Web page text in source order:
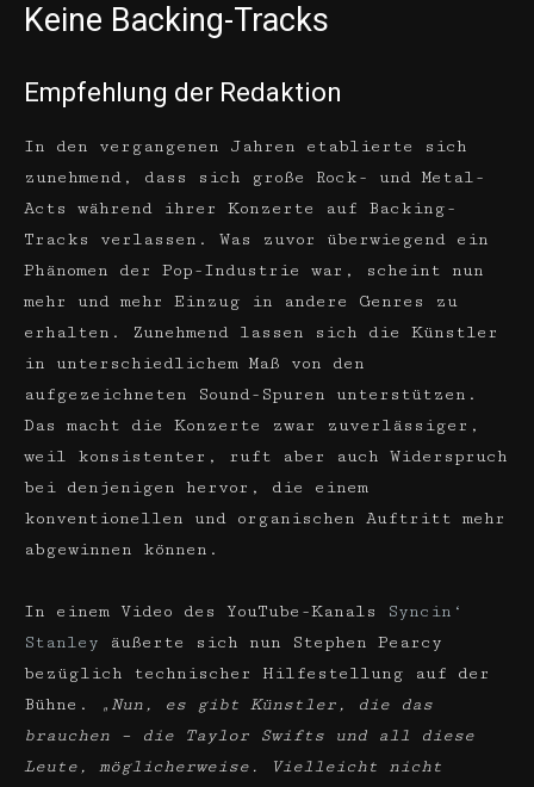
Keine Backing-Tracks
Empfehlung der Redaktion
In den vergangenen Jahren etablierte sich
zunehmend, dass sich große Rock- und Metal-
Acts während ihrer Konzerte auf Backing-
Tracks verlassen. Was zuvor überwiegend ein
Phänomen der Pop-Industrie war, scheint nun
mehr und mehr Einzug in andere Genres zu
erhalten. Zunehmend lassen sich die Künstler
in unterschiedlichem Maß von den
aufgezeichneten Sound-Spuren unterstützen.
Das macht die Konzerte zwar zuverlässiger,
weil konsistenter, ruft aber auch Widerspruch
bei denjenigen hervor, die einem
konventionellen und organischen Auftritt mehr
abgewinnen können.
In einem Video des YouTube-Kanals
Syncin‘
Stanley äußerte sich nun Stephen Pearcy
bezüglich technischer Hilfestellung auf der
Bühne.
„Nun, es gibt Künstler, die das
brauchen – die Taylor Swifts und all diese
Leute, möglicherweise. Vielleicht nicht